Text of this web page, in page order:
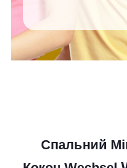
Спальний